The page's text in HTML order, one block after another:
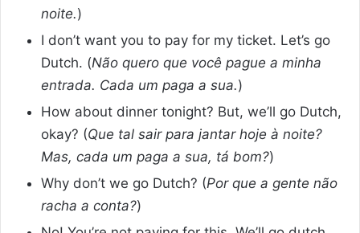
noite.)
I don’t want you to pay for my ticket. Let’s go
Dutch. (Não quero que você pague a minha
entrada. Cada um paga a sua.)
How about dinner tonight? But, we’ll go Dutch,
okay? (Que tal sair para jantar hoje à noite?
Mas, cada um paga a sua, tá bom?)
Why don’t we go Dutch? (Por que a gente não
racha a conta?)